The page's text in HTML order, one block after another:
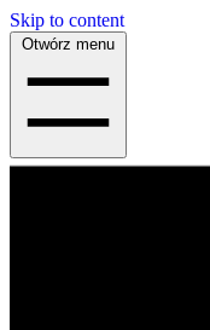
Skip to content
Otwórz menu